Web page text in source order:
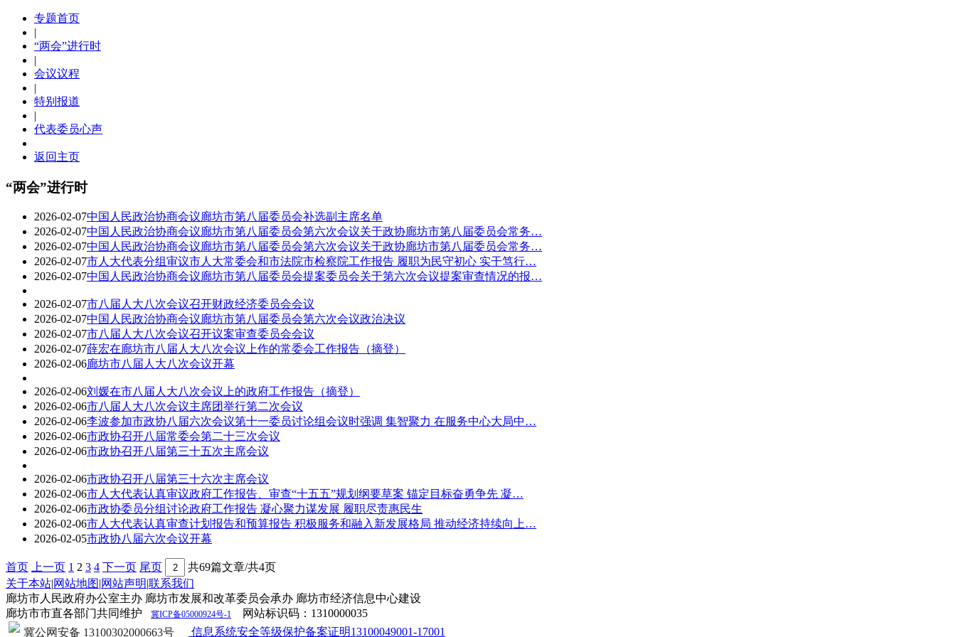
专题首页
|
“两会”进行时
|
会议议程
|
特别报道
|
代表委员心声
返回主页
“两会”进行时
2026-02-07中国人民政治协商会议廊坊市第八届委员会补选副主席名单
2026-02-07中国人民政治协商会议廊坊市第八届委员会第六次会议关于政协廊坊市第八届委员会常务…
2026-02-07中国人民政治协商会议廊坊市第八届委员会第六次会议关于政协廊坊市第八届委员会常务…
2026-02-07市人大代表分组审议市人大常委会和市法院市检察院工作报告 履职为民守初心 实干笃行…
2026-02-07中国人民政治协商会议廊坊市第八届委员会提案委员会关于第六次会议提案审查情况的报…
2026-02-07市八届人大八次会议召开财政经济委员会会议
2026-02-07中国人民政治协商会议廊坊市第八届委员会第六次会议政治决议
2026-02-07市八届人大八次会议召开议案审查委员会会议
2026-02-07薛宏在廊坊市八届人大八次会议上作的常委会工作报告（摘登）
2026-02-06廊坊市八届人大八次会议开幕
2026-02-06刘媛在市八届人大八次会议上的政府工作报告（摘登）
2026-02-06市八届人大八次会议主席团举行第二次会议
2026-02-06李波参加市政协八届六次会议第十一委员讨论组会议时强调 集智聚力 在服务中心大局中…
2026-02-06市政协召开八届常委会第二十三次会议
2026-02-06市政协召开八届第三十五次主席会议
2026-02-06市政协召开八届第三十六次主席会议
2026-02-06市人大代表认真审议政府工作报告、审查“十五五”规划纲要草案 锚定目标奋勇争先 凝…
2026-02-06市政协委员分组讨论政府工作报告 凝心聚力谋发展 履职尽责惠民生
2026-02-06市人大代表认真审查计划报告和预算报告 积极服务和融入新发展格局 推动经济持续向上…
2026-02-05市政协八届六次会议开幕
首页 上一页 1 2 3 4 下一页 尾页
共69篇文章/共4页
关于本站|网站地图|网站声明|联系我们
廊坊市人民政府办公室主办 廊坊市发展和改革委员会承办 廊坊市经济信息中心建设
廊坊市市直各部门共同维护
冀ICP备05000924号-1
网站标识码：1310000035
冀公网安备 13100302000663号
信息系统安全等级保护备案证明13100049001-17001